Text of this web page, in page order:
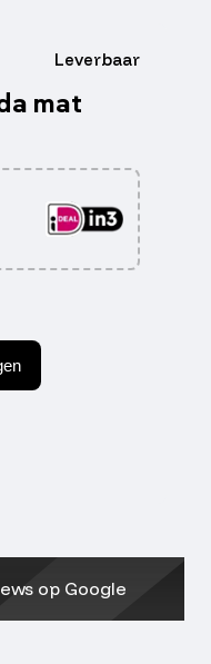
Leverbaar
mat
op Google